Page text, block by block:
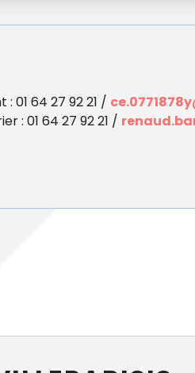
01 64 27 92 21 /
: 01 64 27 92 21 /